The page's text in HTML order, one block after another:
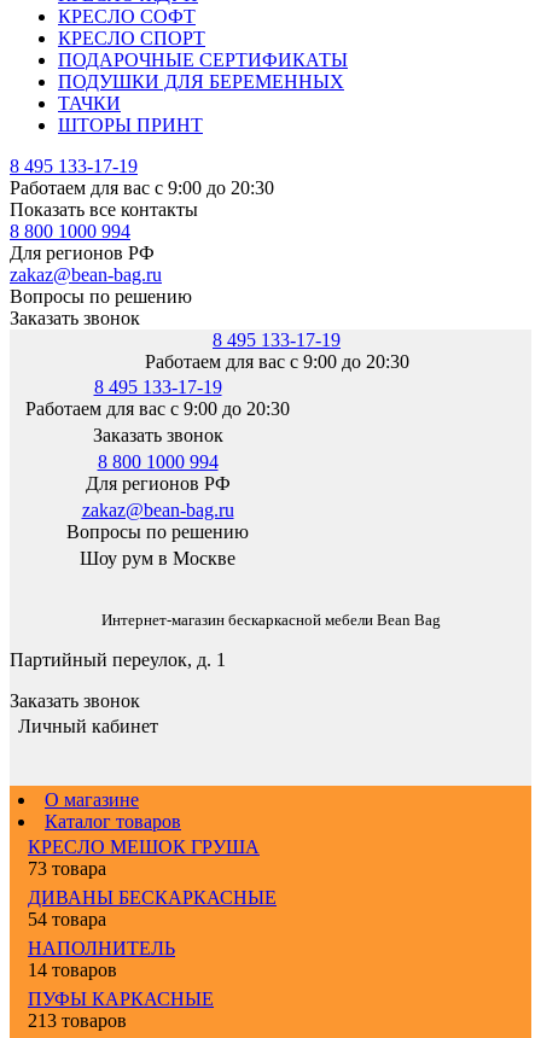
КРЕСЛО СОФТ
КРЕСЛО СПОРТ
ПОДАРОЧНЫЕ СЕРТИФИКАТЫ
ПОДУШКИ ДЛЯ БЕРЕМЕННЫХ
ТАЧКИ
ШТОРЫ ПРИНТ
8 495 133-17-19
Работаем для вас с 9:00 до 20:30
Показать все контакты
8 800 1000 994
Для регионов РФ
zakaz@bean-bag.ru
Вопросы по решению
Заказать звонок
8 495 133-17-19
Работаем для вас с 9:00 до 20:30
8 495 133-17-19
Работаем для вас с 9:00 до 20:30
Заказать звонок
8 800 1000 994
Для регионов РФ
zakaz@bean-bag.ru
Вопросы по решению
Шоу рум в Москве
Интернет-магазин бескаркасной мебели Bean Bag
Партийный переулок, д. 1
Заказать звонок
Личный кабинет
О магазине
Каталог товаров
КРЕСЛО МЕШОК ГРУША
73 товара
ДИВАНЫ БЕСКАРКАСНЫЕ
54 товара
НАПОЛНИТЕЛЬ
14 товаров
ПУФЫ КАРКАСНЫЕ
213 товаров